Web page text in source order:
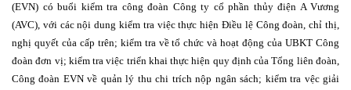
(EVN) có buổi kiểm tra công đoàn Công ty cổ phần thủy điện A Vương
(AVC), với các nội dung kiểm tra việc thực hiện Điều lệ Công đoàn, chỉ thị,
nghị quyết của cấp trên; kiểm tra về tổ chức và hoạt động của UBKT Công
đoàn đơn vị; kiểm tra việc triển khai thực hiện quy định của Tổng liên đoàn,
Công đoàn EVN về quản lý thu chi trích nộp ngân sách; kiểm tra vệc giải